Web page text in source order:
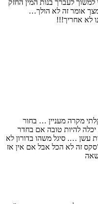
למשוך לעברך בנות המין החזק
אומר זה לא הולך…
לא אחריך!!!
מקרה מעניין … בחור
להיות טובה אם בחדר
עשן …. סיגל משהו בדורון לא
זה לא הכל אבל אם אין אז